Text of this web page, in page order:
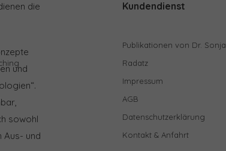
die
und
sowohl
Aus- und
Kundendienst
Publikationen von Dr. Sonja
Radatz
Impressum
AGB
Datenschutzerklärung
Kontakt & Anfahrt